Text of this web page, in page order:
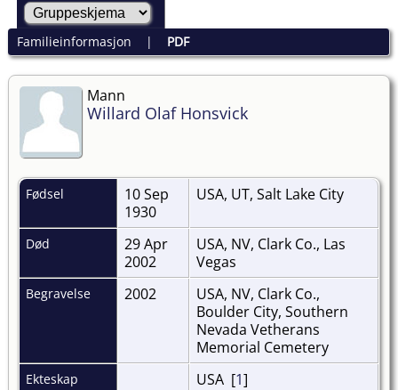
Familieinformasjon | PDF
Mann
Willard Olaf Honsvick
Fødsel
10 Sep
1930
USA, UT, Salt Lake City
Død
29 Apr
2002
USA, NV, Clark Co., Las
Vegas
Begravelse 2002
USA, NV, Clark Co.,
Boulder City, Southern
Nevada Vetherans
Memorial Cemetery
Ekteskap USA [1]